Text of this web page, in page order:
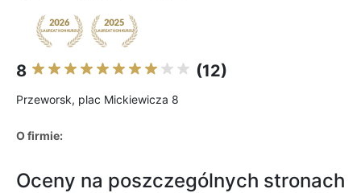
8 (12)
Przeworsk, plac Mickiewicza 8
O firmie:
Oceny na poszczególnych stronach